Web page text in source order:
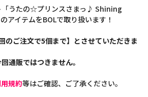
「うたの☆プリンスさまっ♪ Shining
イテムをBOLで取り扱います！
のご注文で5個まで】とさせていただきま
通販ではつきません。
規約等はご確認、ご了承ください。